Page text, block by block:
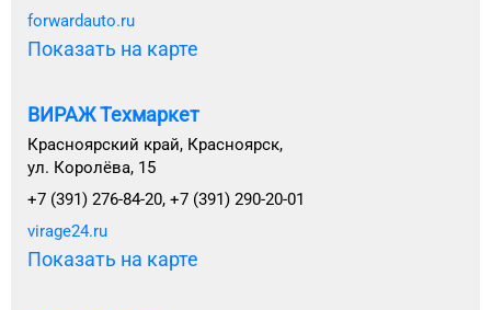
forwardauto.ru
Показать на карте
ВИРАЖ Техмаркет
Красноярский край, Красноярск,
ул. Королёва, 15
+7 (391) 276-84-20, +7 (391) 290-20-01
virage24.ru
Показать на карте